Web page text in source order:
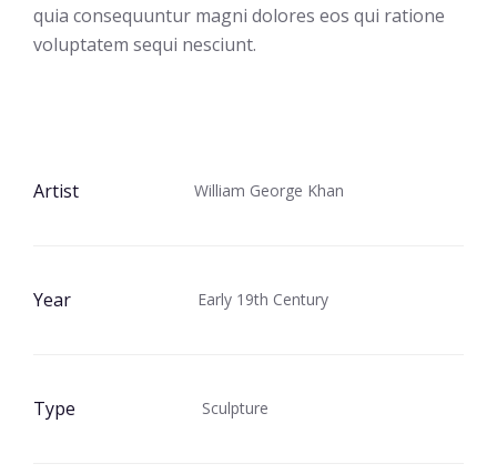
quia consequuntur magni dolores eos qui ratione
voluptatem sequi nesciunt.
Artist William George Khan
Year Early 19th Century
Type Sculpture